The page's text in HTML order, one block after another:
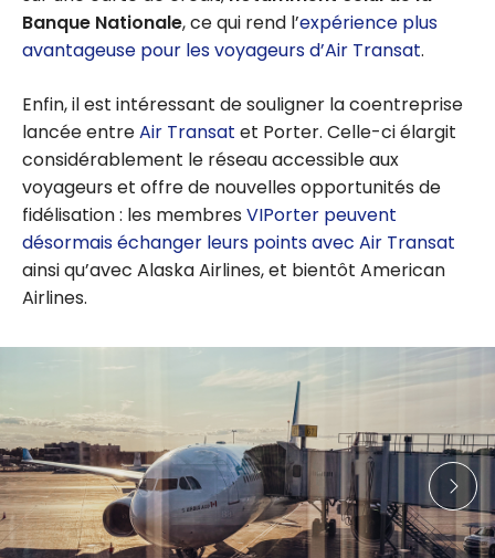
Banque Nationale, ce qui rend l’expérience plus
avantageuse pour les voyageurs d’Air Transat.
Enfin, il est intéressant de souligner la coentreprise
lancée entreAir Transat et Porter. Celle-ci élargit
considérablement le réseau accessible aux
voyageurs et offre de nouvelles opportunités de
fidélisation : les membres VIPorter peuvent
désormais échanger leurs points avec Air Transat
ainsi qu’avec Alaska Airlines, et bientôt American
Airlines.